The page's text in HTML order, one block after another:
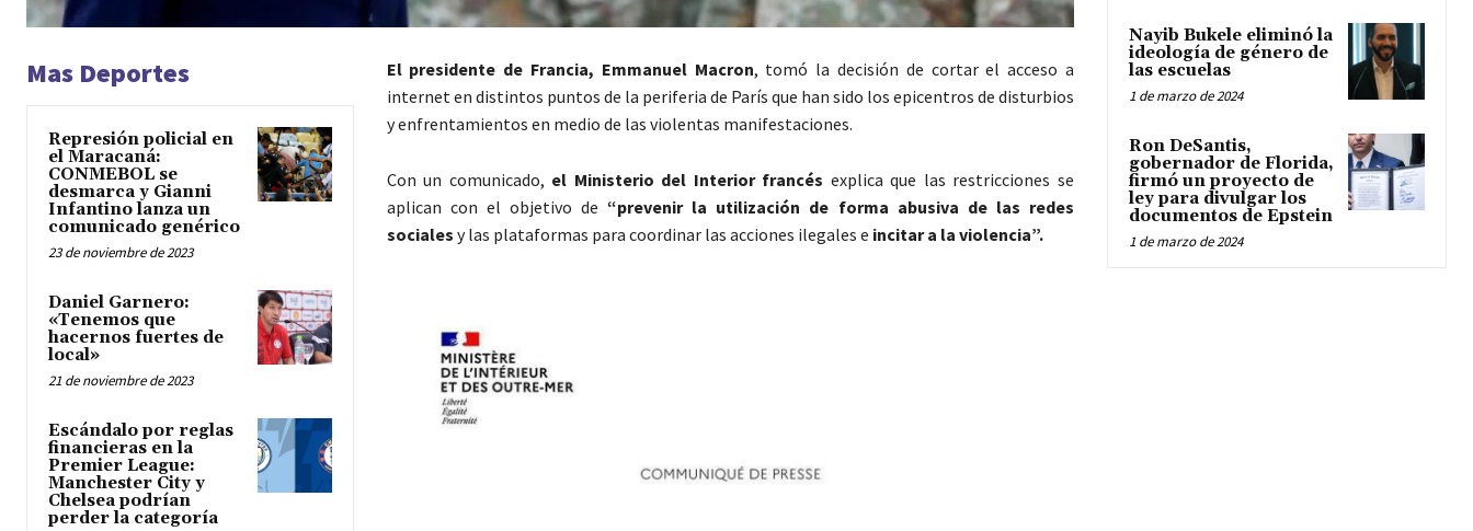
Mas Deportes
Represión policial en
el Maracaná:
CONMEBOL se
desmarca y Gianni
Infantino lanza un
comunicado genérico
23 de noviembre de 2023
Daniel Garnero:
«Tenemos que
hacernos fuertes de
local»
21 de noviembre de 2023
Escándalo por reglas
financieras en la
Premier League:
Manchester City y
Chelsea podrían
perder la categoría
El presidente de Francia, Emmanuel Macron, tomó la decisión de cortar el acceso a
internet en distintos puntos de la periferia de París que han sido los epicentros de disturbios
y enfrentamientos en medio de las violentas manifestaciones.
Con un comunicado, el Ministerio del Interior francés explica que las restricciones se
aplican con el objetivo de“prevenir la utilización de forma abusiva de las redes
sociales y las plataformas para coordinar las acciones ilegales e incitar a la violencia”.
Nayib Bukele eliminó la
ideología de género de
las escuelas
1 de marzo de 2024
Ron DeSantis,
gobernador de Florida,
firmó un proyecto de
ley para divulgar los
documentos de Epstein
1 de marzo de 2024